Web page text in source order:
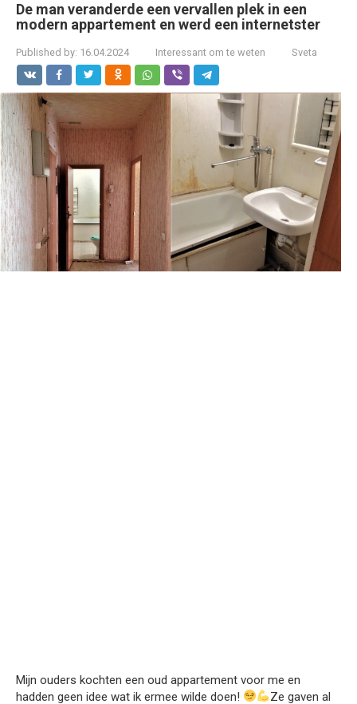
De man veranderde een vervallen plek in een
modern appartement en werd een internetster
Published by: 16.04.2024 Interessant om te weten Sveta
Mijn ouders kochten een oud appartement voor me en
hadden geen idee wat ik ermee wilde doen!
Ze gaven al